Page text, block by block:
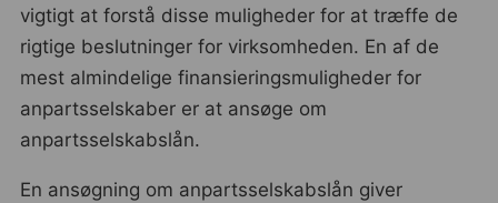
vigtigt at forstå disse muligheder for at træffe de
rigtige beslutninger for virksomheden. En af de
mest almindelige finansieringsmuligheder for
anpartsselskaber er at ansøge om
anpartsselskabslån.
En ansøgning om anpartsselskabslån giver